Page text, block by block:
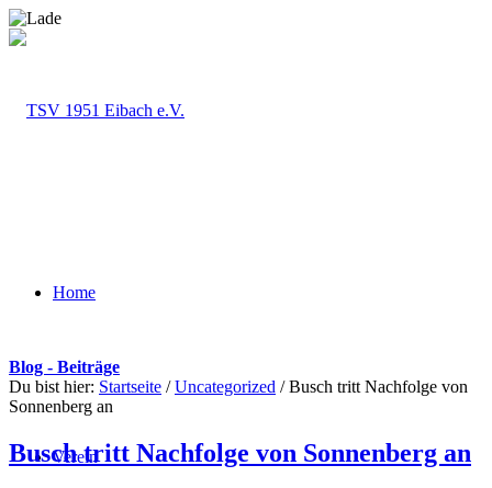
Home
Verein
Blog - Beiträge
Du bist hier: Startseite / Uncategorized / Busch tritt Nachfolge von
Sonnenberg an
Busch tritt Nachfolge von Sonnenberg an